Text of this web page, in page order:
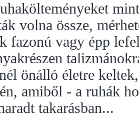
volna össze,
fazonú vagy épp
önálló életre
amiből - a ruhák
takarásban...